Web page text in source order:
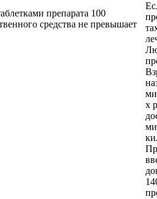
препарата 100
средства не превышает
х